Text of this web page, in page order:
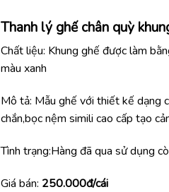
Thanh lý ghế chân quỳ
Chất liệu: Khung ghế được làm
màu xanh
Mô tả: Mẫu ghế với thiết kế dạng
chắn,bọc nệm simili cao cấp tạo
Tình trạng:Hàng đã qua sử dụng
Giá bán: 250.000đ/cái